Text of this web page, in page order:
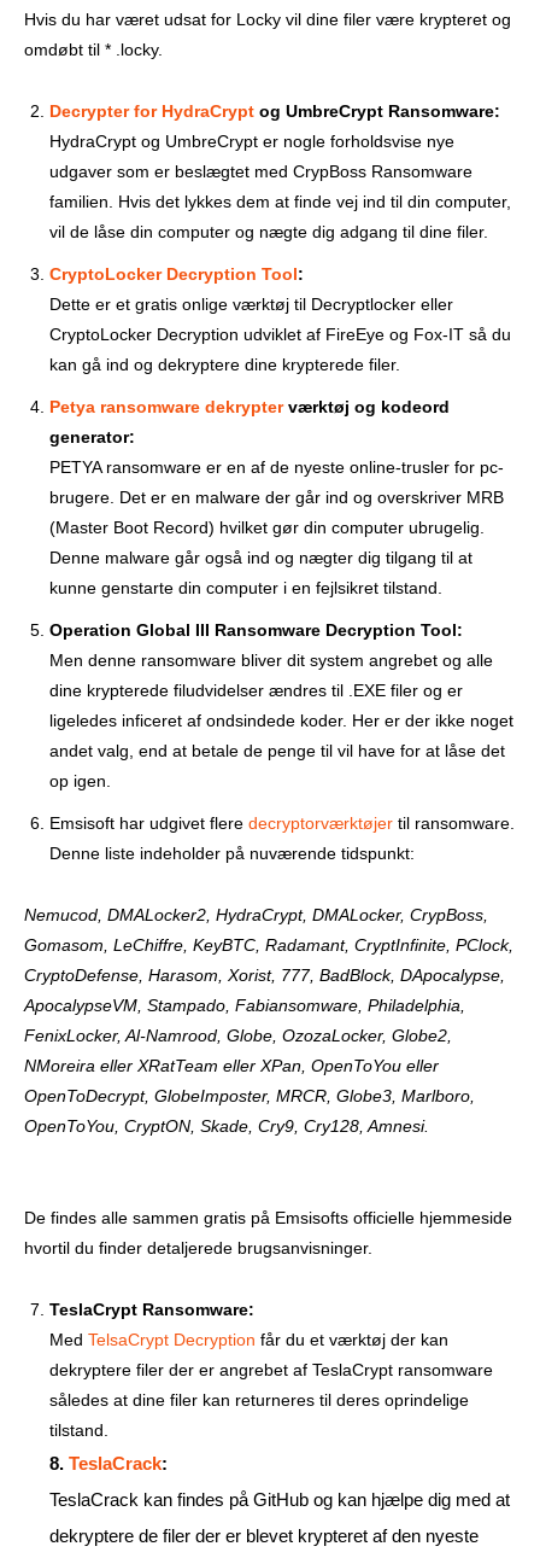
Hvis du har været udsat for Locky vil dine filer være krypteret og
omdøbt til * .locky.
Decrypter for HydraCrypt og UmbreCrypt Ransomware:
HydraCrypt og UmbreCrypt er nogle forholdsvise nye
udgaver som er beslægtet med CrypBoss Ransomware
familien. Hvis det lykkes dem at finde vej ind til din computer,
vil de låse din computer og nægte dig adgang til dine filer.
CryptoLocker Decryption Tool:
Dette er et gratis onlige værktøj til Decryptlocker eller
CryptoLocker Decryption udviklet af FireEye og Fox-IT så du
kan gå ind og dekryptere dine krypterede filer.
Petya ransomware dekrypterværktøj og kodeord
generator:
PETYA ransomware er en af ​​de nyeste online-trusler for pc-
brugere. Det er en malware der går ind og overskriver MRB
(Master Boot Record) hvilket gør din computer ubrugelig.
Denne malware går også ind og nægter dig tilgang til at
kunne genstarte din computer i en fejlsikret tilstand.
Operation Global III Ransomware Decryption Tool:
Men denne ransomware bliver dit system angrebet og alle
dine krypterede filudvidelser ændres til .EXE filer og er
ligeledes inficeret af ondsindede koder. Her er der ikke noget
andet valg, end at betale de penge til vil have for at låse det
op igen.
Emsisoft har udgivet flere decryptorværktøjer til ransomware.
Denne liste indeholder på nuværende tidspunkt:
Nemucod, DMALocker2, HydraCrypt, DMALocker, CrypBoss,
Gomasom, LeChiffre, KeyBTC, Radamant, CryptInfinite, PClock,
CryptoDefense, Harasom, Xorist, 777, BadBlock, DApocalypse,
ApocalypseVM, Stampado, Fabiansomware, Philadelphia,
FenixLocker, Al-Namrood, Globe, OzozaLocker, Globe2,
NMoreira eller XRatTeam eller XPan, OpenToYou eller
OpenToDecrypt, GlobeImposter, MRCR, Globe3, Marlboro,
OpenToYou, CryptON, Skade, Cry9, Cry128, Amnesi.
De findes alle sammen gratis på Emsisofts officielle hjemmeside
hvortil du finder detaljerede brugsanvisninger.
TeslaCrypt Ransomware:
Med TelsaCrypt Decryption får du et værktøj der kan
dekryptere filer der er angrebet af TeslaCrypt ransomware
således at dine filer kan returneres til deres oprindelige
tilstand.
8. TeslaCrack:
TeslaCrack kan findes på GitHub og kan hjælpe dig med at
dekryptere de filer der er blevet krypteret af den nyeste